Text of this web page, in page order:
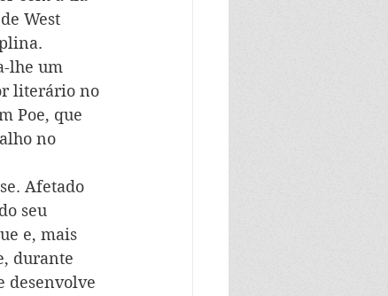
West
lhe um
literário no
Poe, que
no
Afetado
seu
e, mais
durante
desenvolve